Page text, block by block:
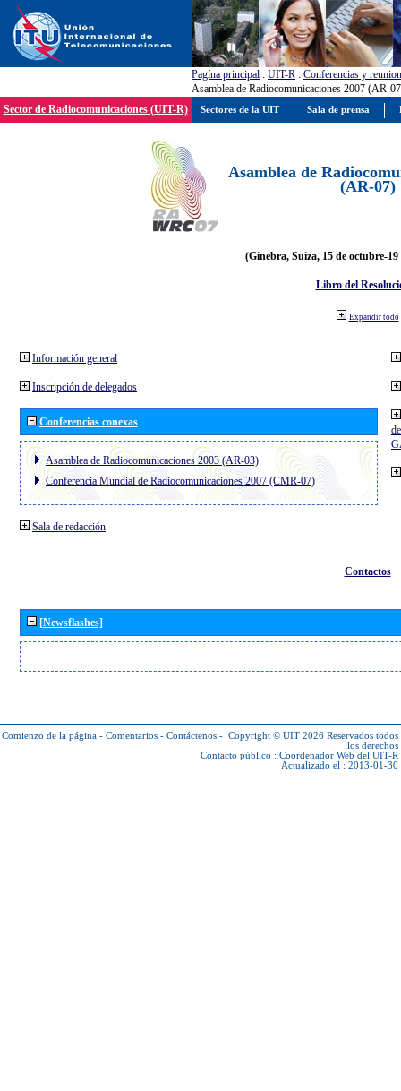
Pagína principal : UIT-R : Conferencias y
Asamblea de Radiocomunicaciones 2007 (AR-
Sector de Radiocomunicaciones (UIT-R)
Asamblea de
(AR-07)
(Ginebra, Suiza, 15 de octubre-19
Libro del
Expandir todo
Información general
Inscripción de delegados
Conferencias conexas
Asamblea de Radiocomunicaciones 2003 (AR-03)
Conferencia Mundial de Radiocomunicaciones 2007 (CMR-07)
Sala de redacción
Contactos
[Newsflashes]
Comienzo de la página - Comentarios - Contáctenos - Copyright © UIT 2026 Reservados todos
los derechos
Contacto público : Coordenador Web del UIT-R
Actualizado el : 2013-01-30
Sectores de la UIT Sala de prensa